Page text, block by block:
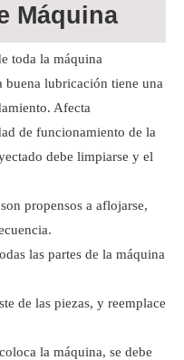
Máquina
toda la máquina
buena lubricación tiene una
Afecta
de funcionamiento de la
debe limpiarse y el
propensos a aflojarse,
las partes de la máquina
de las piezas, y reemplace
la máquina, se debe